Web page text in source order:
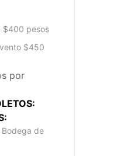
$400 pesos
$450
por
de